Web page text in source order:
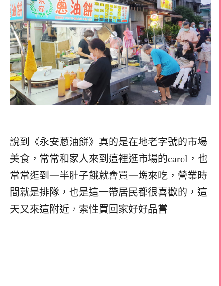
說到《永安蔥油餅》真的是在地老字號的市場
美食， 常常和家人來到這裡逛市場的carol， 也
常常逛到一半肚子餓就會買一塊來吃， 營業時
間就是排隊，也是這一帶居民都很喜歡的， 這
天又來這附近，索性買回家好好品嘗